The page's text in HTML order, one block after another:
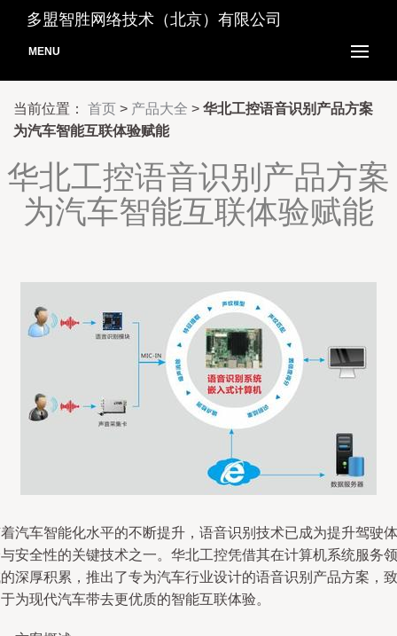
多盟智胜网络技术（北京）有限公司
MENU
当前位置： 首页 > 产品大全 > 华北工控语音识别产品方案
为汽车智能互联体验赋能
华北工控语音识别产品方案
为汽车智能互联体验赋能
汽车智能化水平的不断提升，语音识别技术已成为提升驾驶体
安全性的关键技术之一。华北工控凭借其在计算机系统服务领
深厚积累，推出了专为汽车行业设计的语音识别产品方案，致
为现代汽车带去更优质的智能互联体验。